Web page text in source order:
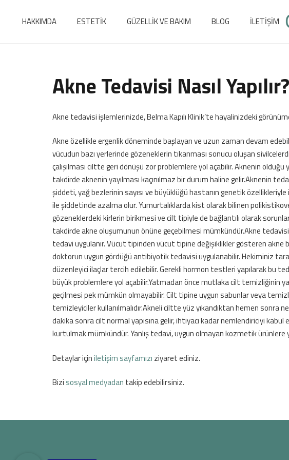
HAKKIMDA ESTETİK GÜZELLİK VE BAKIM BLOG İLETİŞİM
Akne Tedavisi Nasıl Yapılır?
Akne tedavisi işlemlerinizde, Belma Kapılı Klinik’te hayalinizdeki
Akne özellikle ergenlik döneminde başlayan ve uzun zaman devam
vücudun bazı yerlerinde gözeneklerin tıkanması sonucu oluşan
çalışılması ciltte geri dönüşü zor problemlere yol açabilir. Aknenin
takdirde aknenin yayılması kaçınılmaz bir durum haline gelir.Aknenin
şiddeti, yağ bezlerinin sayısı ve büyüklüğü hastanın genetik
ile şiddetinde azalma olur. Yumurtalıklarda kist olarak bilinen
gözeneklerdeki kirlerin birikmesi ve cilt tipiyle de bağlantılı olarak
takdirde akne oluşumunun önüne geçebilmesi mümkündür.Akne
tedavi uygulanır. Vücut tipinden vücut tipine değişiklikler gösteren akne
doktorun uygun gördüğü antibiyotik tedavisi uygulanabilir. Hekiminiz
düzenleyici ilaçlar tercih edilebilir. Gerekli hormon testleri yapılarak bu
büyük problemlere yol açabilir.Yatmadan önce mutlaka cilt temizliğinin
geçilmesi pek mümkün olmayabilir. Cilt tipine uygun sabunlar veya
temizleyiciler kullanılmalıdır.Akneli ciltte yüz yıkandıktan hemen sonra
dakika sonra cilt normal yapısına gelir, ihtiyacı kadar nemlendiriciyi
kurtulmak mümkündür. Yanlış tedavi, uygun olmayan kozmetik
Detaylar içiniletişim sayfamızı ziyaret ediniz.
Bizi sosyal medyadan takip edebilirsiniz.